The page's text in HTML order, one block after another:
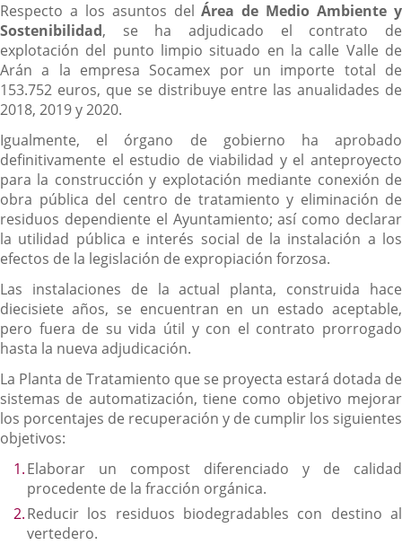
Respecto a los asuntos delÁrea de Medio Ambiente y
Sostenibilidad, se ha adjudicado el contrato de
explotación del punto limpio situado en la calle Valle de
Arán a la empresa Socamex por un importe total de
153.752 euros, que se distribuye entre las anualidades de
2018, 2019 y 2020.
Igualmente, el órgano de gobierno ha aprobado
definitivamente el estudio de viabilidad y el anteproyecto
para la construcción y explotación mediante conexión de
obra pública del centro de tratamiento y eliminación de
residuos dependiente el Ayuntamiento; así como declarar
la utilidad pública e interés social de la instalación a los
efectos de la legislación de expropiación forzosa.
Las instalaciones de la actual planta, construida hace
diecisiete años, se encuentran en un estado aceptable,
pero fuera de su vida útil y con el contrato prorrogado
hasta la nueva adjudicación.
La Planta de Tratamiento que se proyecta estará dotada de
sistemas de automatización, tiene como objetivo mejorar
los porcentajes de recuperación y de cumplir los siguientes
objetivos:
Elaborar un compost diferenciado y de calidad
procedente de la fracción orgánica.
Reducir los residuos biodegradables con destino al
vertedero.